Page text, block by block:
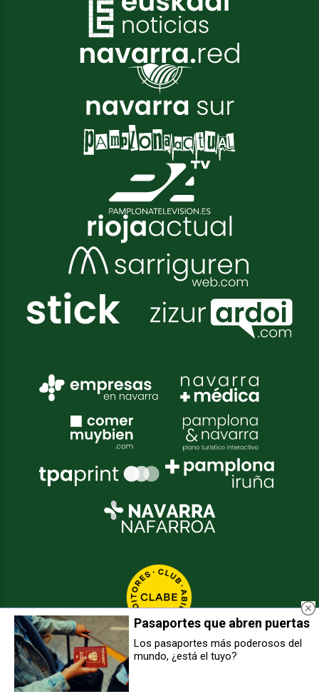
La chilena Cuadro Negro de José
Luis Sepúlveda y Carolina
Adriazola, Mejor Película del
Festival Punto de Vista
[VIDEO] Carnaval en Noáin-Valle
Pasaportes que abren puertas
Los pasaportes más poderosos del
mundo, ¿está el tuyo?